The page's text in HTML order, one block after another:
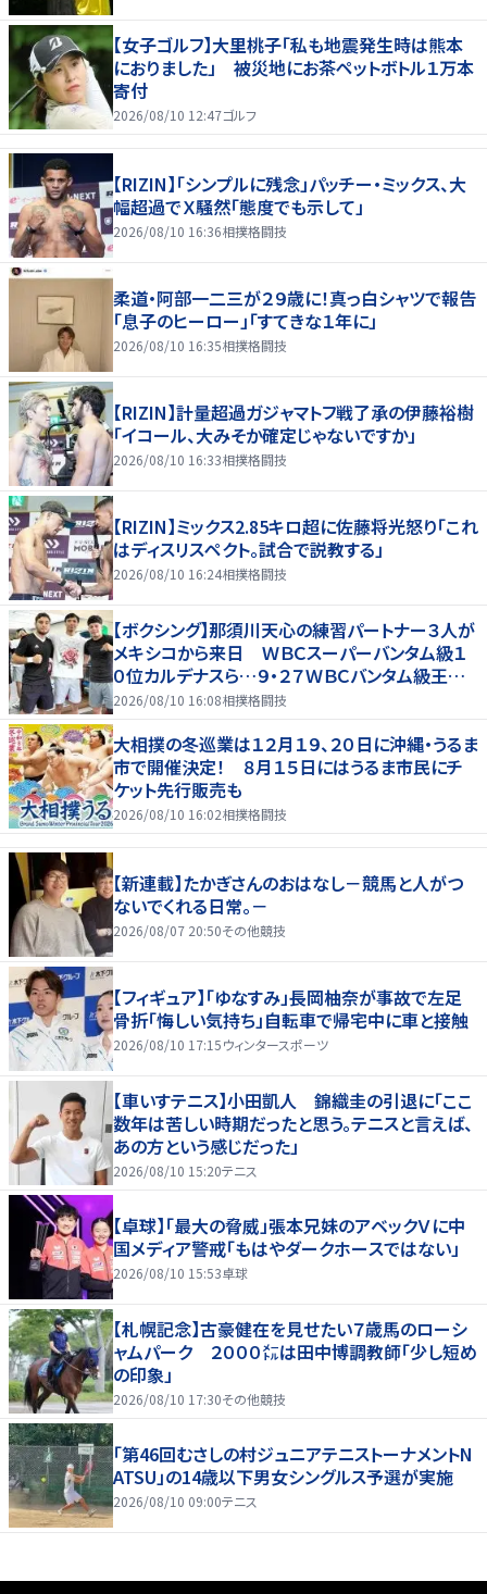
【女子ゴルフ】大里桃子「私も地震発生時は熊本
におりました」 被災地にお茶ペットボトル１万本
寄付
2026/08/10 12:47ゴルフ
【RIZIN】「シンプルに残念」パッチー・ミックス、大
幅超過でＸ騒然「態度でも示して」
2026/08/10 16:36相撲格闘技
柔道・阿部一二三が２９歳に！真っ白シャツで報告
「息子のヒーロー」「すてきな１年に」
2026/08/10 16:35相撲格闘技
【RIZIN】計量超過ガジャマトフ戦了承の伊藤裕樹
「イコール、大みそか確定じゃないですか」
2026/08/10 16:33相撲格闘技
【RIZIN】ミックス2.85キロ超に佐藤将光怒り「これ
はディスリスペクト。試合で説教する」
2026/08/10 16:24相撲格闘技
【ボクシング】那須川天心の練習パートナー３人が
メキシコから来日 ＷＢＣスーパーバンタム級１
０位カルデナスら…９・２７ＷＢＣバンタム級王者・
井上拓真と再戦
2026/08/10 16:08相撲格闘技
大相撲の冬巡業は１２月１９、２０日に沖縄・うるま
市で開催決定！ ８月１５日にはうるま市民にチ
ケット先行販売も
2026/08/10 16:02相撲格闘技
【新連載】たかぎさんのおはなし－競馬と人がつ
ないでくれる日常。－
2026/08/07 20:50その他競技
【フィギュア】「ゆなすみ」長岡柚奈が事故で左足
骨折「悔しい気持ち」自転車で帰宅中に車と接触
2026/08/10 17:15ウィンタースポーツ
【車いすテニス】小田凱人 錦織圭の引退に「ここ
数年は苦しい時期だったと思う。テニスと言えば、
あの方という感じだった」
2026/08/10 15:20テニス
【卓球】「最大の脅威」張本兄妹のアベックＶに中
国メディア警戒「もはやダークホースではない」
2026/08/10 15:53卓球
【札幌記念】古豪健在を見せたい７歳馬のローシ
ャムパーク ２０００㍍は田中博調教師「少し短め
の印象」
2026/08/10 17:30その他競技
「第46回むさしの村ジュニアテニストーナメントN
ATSU」の14歳以下男女シングルス予選が実施
2026/08/10 09:00テニス